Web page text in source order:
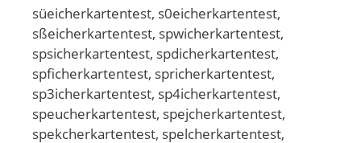
süeicherkartentest, s0eicherkartentest,
sßeicherkartentest, spwicherkartentest,
spsicherkartentest, spdicherkartentest,
spficherkartentest, spricherkartentest,
sp3icherkartentest, sp4icherkartentest,
speucherkartentest, spejcherkartentest,
spekcherkartentest, spelcherkartentest,